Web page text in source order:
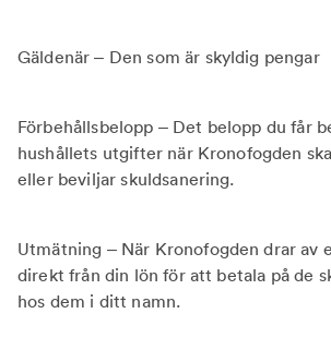
Gäldenär – Den som är skyldig pengar
Förbehållsbelopp – Det belopp du får
hushållets utgifter när Kronofogden
eller beviljar skuldsanering.
Utmätning – När Kronofogden drar av
direkt från din lön för att betala på de
hos dem i ditt namn.